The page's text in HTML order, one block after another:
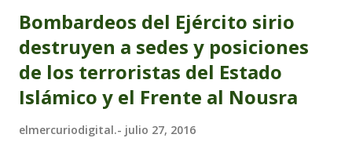
Bombardeos del Ejército sirio
destruyen a sedes y posiciones
de los terroristas del Estado
Islámico y el Frente al Nousra
elmercuriodigital.- julio 27, 2016